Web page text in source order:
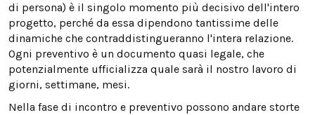
di persona) è il singolo momento più decisivo dell'intero
progetto, perché da essa dipendono tantissime delle
dinamiche che contraddistingueranno l'intera relazione.
Ogni preventivo è un documento quasi legale, che
potenzialmente ufficializza quale sarà il nostro lavoro di
giorni, settimane, mesi.
Nella fase di incontro e preventivo possono andare storte